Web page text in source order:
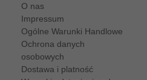
O nas
Impressum
Ogólne Warunki Handlowe
Ochrona danych
osobowych
Dostawa i platność